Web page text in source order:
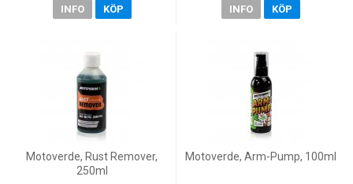
INFO KÖP INFO KÖP
Motoverde, Rust Remover,
250ml
Motoverde, Arm-Pump, 100ml